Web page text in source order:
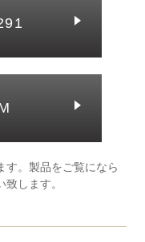
す。製品をご覧になら
します。